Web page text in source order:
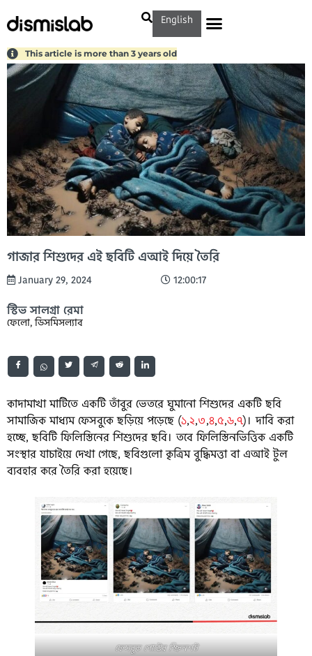
English
This article is more than 3 years old
গাজার শিশুদের এই ছবিটি এআই দিয়ে তৈরি
January 29, 2024 12:00:17
স্টিভ সালগ্রা রেমা
ফেলো, ডিসমিসল্যাব
কাদামাখা মাটিতে একটি তাঁবুর ভেতরে ঘুমানো শিশুদের একটি ছবি
সামাজিক মাধ্যম ফেসবুকে ছড়িয়ে পড়েছে (১,২,৩,৪,৫,৬,৭)। দাবি করা
হচ্ছে, ছবিটি ফিলিস্তিনের শিশুদের ছবি। তবে ফিলিস্তিনভিত্তিক একটি
সংস্থার যাচাইয়ে দেখা গেছে, ছবিগুলো কৃত্রিম বুদ্ধিমত্তা বা এআই টুল
ব্যবহার করে তৈরি করা হয়েছে।
ফেসবুক পোস্টের স্ক্রিনশট